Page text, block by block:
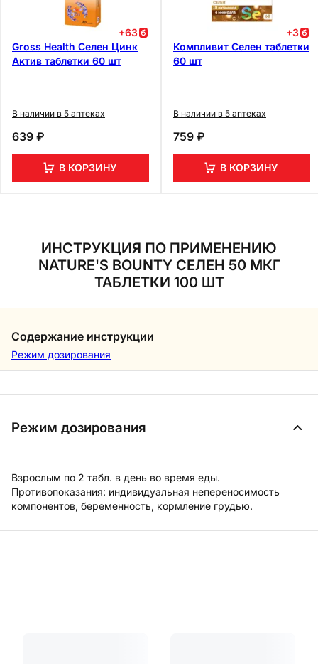
+63
Gross Health Селен Цинк
Актив таблетки 60 шт
В наличии в 5 аптеках
639 ₽
В КОРЗИНУ
+3
Компливит Селен таблетки
60 шт
В наличии в 5 аптеках
759 ₽
В КОРЗИНУ
ИНСТРУКЦИЯ ПО ПРИМЕНЕНИЮ
NATURE'S BOUNTY СЕЛЕН 50 МКГ
ТАБЛЕТКИ 100 ШТ
Содержание инструкции
Режим дозирования
Режим дозирования
Взрослым по 2 табл. в день во время еды.
Противопоказания: индивидуальная непереносимость
компонентов, беременность, кормление грудью.